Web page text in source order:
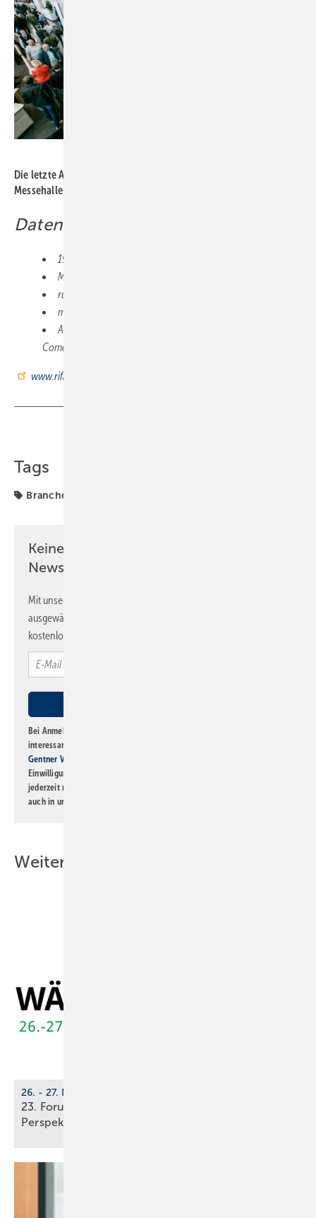
Die letzte Auflage der RIFA fand 2018 in den Nürnberger
Messehalle n statt.
Daten und Fakten
19. und 20. Oktober 2023
Messe Nürnberg: Hallen 1, 2 und 3C
rund 270 Aussteller
mehr als 10.000 Besucher werden erwartet
Abendprogramm mit der „Hermes House Band“ und
Comedian Atze Schröder
www.rifa2023.de
Tags
Branche
Keine Zeit? Kein Problem mit dem SBZ
Newsletter!
Mit unserem Newsletter erhalten Sie regelmäßig von uns
ausgewählte Informationen und Neuigkeiten, gebündelt und
kostenlos direkt ins Postfach.
Bei Anmeldung zu diesem Newsletter bin ich damit einverstanden, über
interessante Verlags- und Online-Angebote
Gentner Verlag GmbH & Co. KG
Einwilligung kann ich jederzeit widerrufen und eine Abmeldung ist
jederzeit möglich. Informationen zum Umgang mit Daten finden Sie
auch in unserer
Weitere Inhalte
26. - 27. November 2025, Berlin
23. Forum Wärmepumpe: Un­si­cher­hei­ten und
Per­spek­ti­ven